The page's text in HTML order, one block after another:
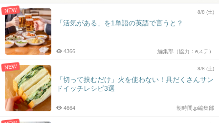
NEW 8/8 (土)
「活気がある」を1単語の英語で言うと？
編集部（協力：eステ）
4366
NEW 8/8 (土)
「切って挟むだけ」火を使わない！具だくさんサン
ドイッチレシピ3選
朝時間.jp編集部
4664